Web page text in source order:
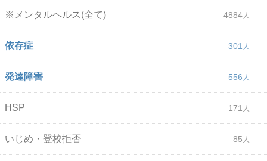
※メンタルヘルス(全て) 4884
依存症 301
発達障害 556
HSP 171
いじめ・登校拒否 85